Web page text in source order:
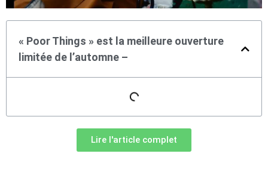
« Poor Things » est la meilleure ouverture
limitée de l’automne –
Lire l'article complet